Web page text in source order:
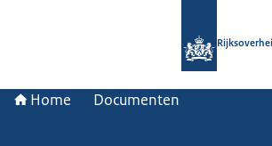
Home Documenten